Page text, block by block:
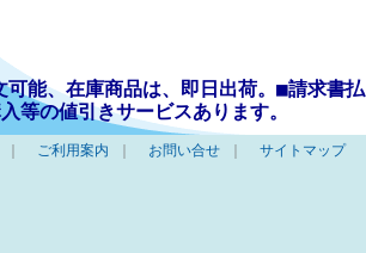
能、在庫商品は、即日出荷。■請求書払
等の値引きサービスあります。
ご利用案内 お問い合せ サイトマップ